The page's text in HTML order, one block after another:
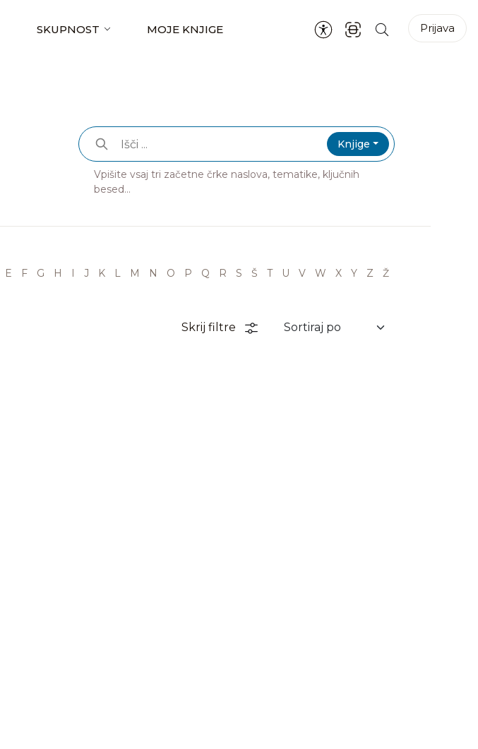
SKUPNOST MOJE KNJIGE Prijava
Knjige
Vpišite vsaj tri začetne črke naslova, tematike, ključnih
besed...
E F G H I J K L M N O P Q R S Š T U V W X Y Z Ž
Skrij filtre